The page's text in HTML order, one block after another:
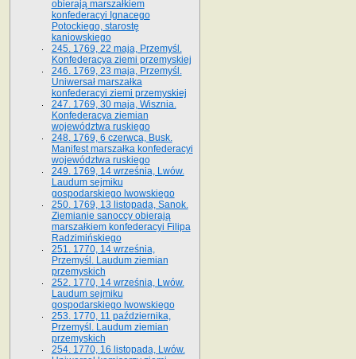
obierają marszałkiem
konfederacyi Ignacego
Potockiego, starostę
kaniowskiego
245. 1769, 22 maja, Przemyśl.
Konfederacya ziemi przemyskiej
246. 1769, 23 maja, Przemyśl.
Uniwersał marszałka
konfederacyi ziemi przemyskiej
247. 1769, 30 maja, Wisznia.
Konfederacya ziemian
województwa ruskiego
248. 1769, 6 czerwca, Busk.
Manifest marszałka konfederacyi
województwa ruskiego
249. 1769, 14 września, Lwów.
Laudum sejmiku
gospodarskiego lwowskiego
250. 1769, 13 listopada, Sanok.
Ziemianie sanoccy obierają
marszałkiem konfederacyi Filipa
Radzimińskiego
251. 1770, 14 września,
Przemyśl. Laudum ziemian
przemyskich
252. 1770, 14 września, Lwów.
Laudum sejmiku
gospodarskiego lwowskiego
253. 1770, 11 października,
Przemyśl. Laudum ziemian
przemyskich
254. 1770, 16 listopada, Lwów.